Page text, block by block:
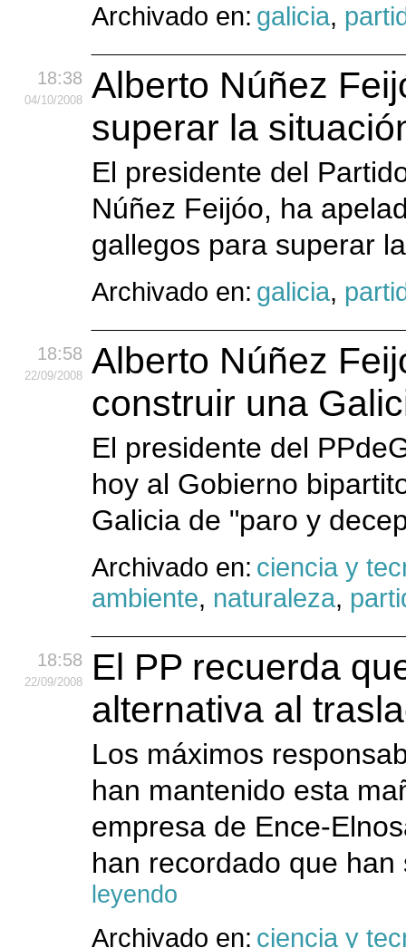
Archivado en: galicia,
18:38
04/10/2008
Alberto Núñez
superar la
El presidente del
Núñez Feijóo, ha
gallegos para superar
Archivado en: galicia,
18:58
22/09/2008
Alberto Núñez
construir una
El presidente del
hoy al Gobierno
Galicia de "paro y
Archivado en: ciencia y
ambiente, naturaleza,
18:58
22/09/2008
El PP recuerda
alternativa al
Los máximos
han mantenido esta
empresa de Ence-
han recordado que
leyendo
Archivado en: ciencia y